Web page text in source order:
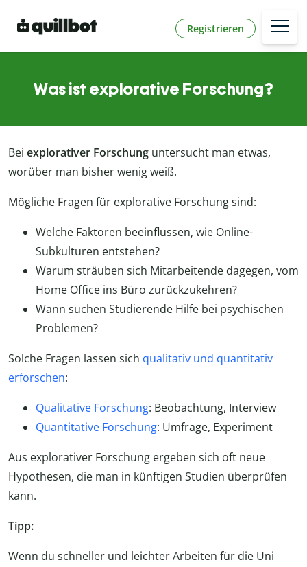
Registrieren
Was ist explorative Forschung?
Bei explorativer Forschung untersucht man etwas,
worüber man bisher wenig weiß.
Mögliche Fragen für explorative Forschung sind:
Welche Faktoren beeinflussen, wie Online-
Subkulturen entstehen?
Warum sträuben sich Mitarbeitende dagegen, vom
Home Office ins Büro zurückzukehren?
Wann suchen Studierende Hilfe bei psychischen
Problemen?
Solche Fragen lassen sich qualitativ und quantitativ
erforschen:
Qualitative Forschung: Beobachtung, Interview
Quantitative Forschung: Umfrage, Experiment
Aus explorativer Forschung ergeben sich oft neue
Hypothesen, die man in künftigen Studien überprüfen
kann.
Tipp:
Wenn du schneller und leichter Arbeiten für die Uni